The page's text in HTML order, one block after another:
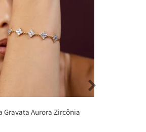
Gravata Aurora Zircônia